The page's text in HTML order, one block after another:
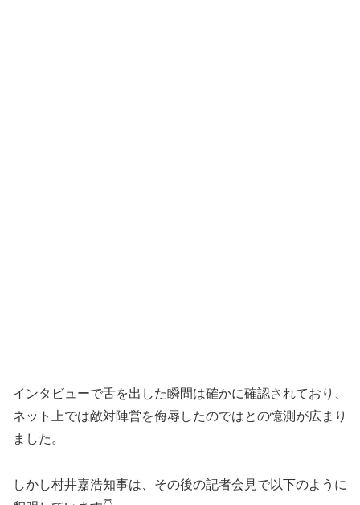
インタビューで舌を出した瞬間は確かに確認されており、
ネット上では敵対陣営を侮辱したのではとの憶測が広まり
ました。
しかし村井嘉浩知事は、その後の記者会見で以下のように